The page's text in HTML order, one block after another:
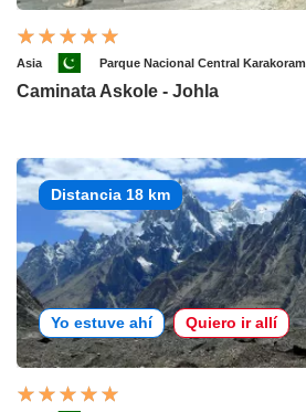
Asia Parque Nacional Central Karakoram
Caminata Askole - Johla
Distancia 18 km
Yo estuve ahí Quiero ir allí